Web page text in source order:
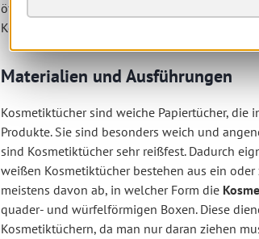
öffentlichen Einrichtungen wie in
Kosmetiktücher tragen enorm viel zu einer
Materialien und Ausführungen
Kosmetiktücher sind weiche Papiertücher,
Produkte. Sie sind besonders weich und
sind Kosmetiktücher sehr reißfest. Dadurch
weißen Kosmetiktücher bestehen aus ein
meistens davon ab, in welcher Form die
quader- und würfelförmigen Boxen. Diese
Kosmetiktüchern, da man nur daran ziehen